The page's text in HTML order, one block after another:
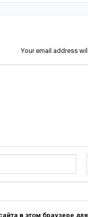
Your email address
в этом браузере